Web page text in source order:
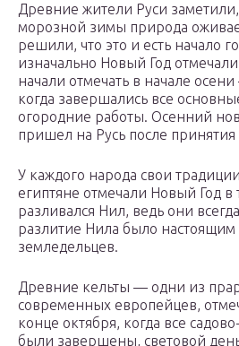
Древние жители Руси
морозной зимы природа
решили, что это и есть начало
изначально Новый Год
начали отмечать в начале
когда завершались все
огородние работы. Осенний
пришел на Русь после принятия
У каждого народа свои
египтяне отмечали Новый Год в
разливался Нил, ведь они
разлитие Нила было настоящим
земледельцев.
Древние кельты — одни из
современных европейцев,
конце октября, когда все
были завершены, световой